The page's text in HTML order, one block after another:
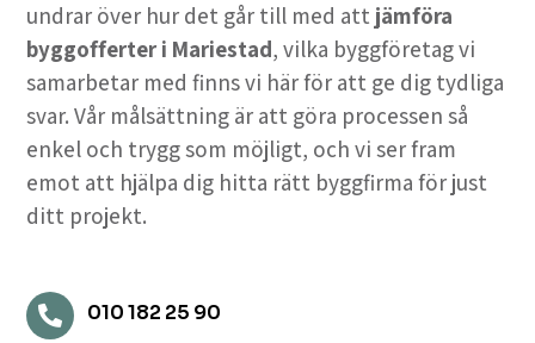
undrar över hur det går till med att jämföra
byggofferter i Mariestad, vilka byggföretag vi
samarbetar med finns vi här för att ge dig tydliga
svar. Vår målsättning är att göra processen så
enkel och trygg som möjligt, och vi ser fram
emot att hjälpa dig hitta rätt byggfirma för just
ditt projekt.
 010 182 25 90